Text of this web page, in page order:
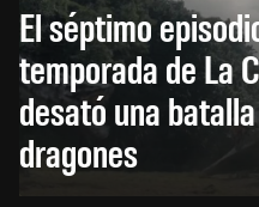
El séptimo
temporada de La
desató una
dragones